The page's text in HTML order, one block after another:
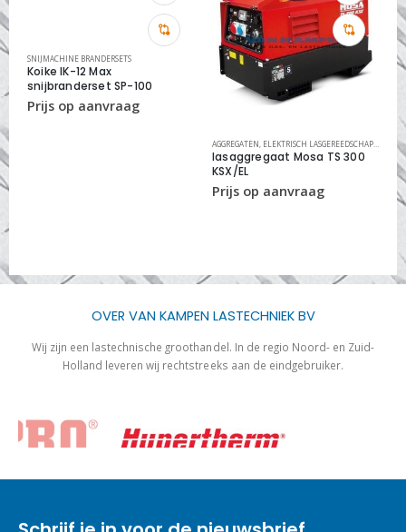
,
SNIJMACHINE BRANDERSETS
Koike IK-12 Max
snijbranderset SP-100
AGGREGATEN, ELEKTRISCH LASGEREEDSCHAP,
lasaggregaat Mosa TS 300
KSX/EL
OVER VAN KAMPEN LASTECHNIEK BV
Wij zijn een lastechnische groothandel. In de regio Noord- en Zuid-
Holland leveren wij rechtstreeks aan de eindgebruiker.